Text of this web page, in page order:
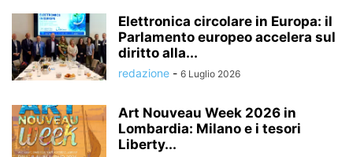
Elettronica circolare in Europa: il
Parlamento europeo accelera sul
diritto alla...
redazione - 6 Luglio 2026
Art Nouveau Week 2026 in
Lombardia: Milano e i tesori
Liberty...